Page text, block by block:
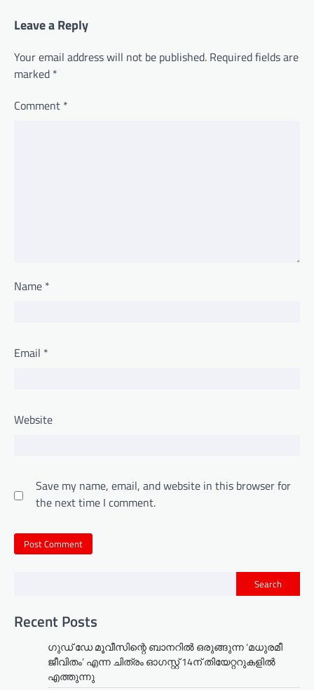
Leave a Reply
Your email address will not be published. Required fields are
marked *
Comment *
Name *
Email *
Website
Save my name, email, and website in this browser for
the next time I comment.
Search
Recent Posts
ഗുഡ് ഡേ മൂവീസിന്റെ ബാനറിൽ ഒരുങ്ങുന്ന ‘മധുരമീ
ജീവിതം’ എന്ന ചിത്രം ഓഗസ്റ്റ് 14ന് തിയേറ്ററുകളിൽ
എത്തുന്നു